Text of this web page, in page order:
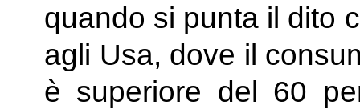
quando si punta il dito
agli Usa, dove il
è superiore del 60